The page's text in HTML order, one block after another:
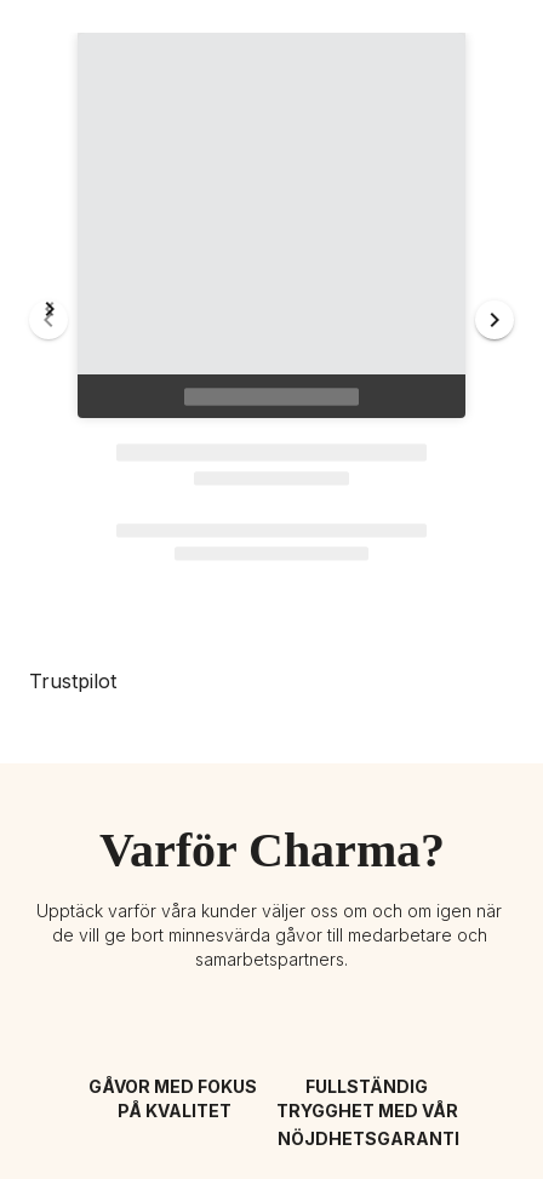
Trustpilot
Varför Charma?
Upptäck varför våra kunder väljer oss om och om igen när
de vill ge bort minnesvärda gåvor till medarbetare och
samarbetspartners.
GÅVOR MED FOKUS
PÅ KVALITET
FULLSTÄNDIG
TRYGGHET MED VÅR
NÖJDHETSGARANTI